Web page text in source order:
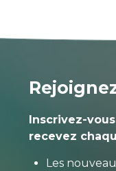
Inscrivez-
recevez
Les